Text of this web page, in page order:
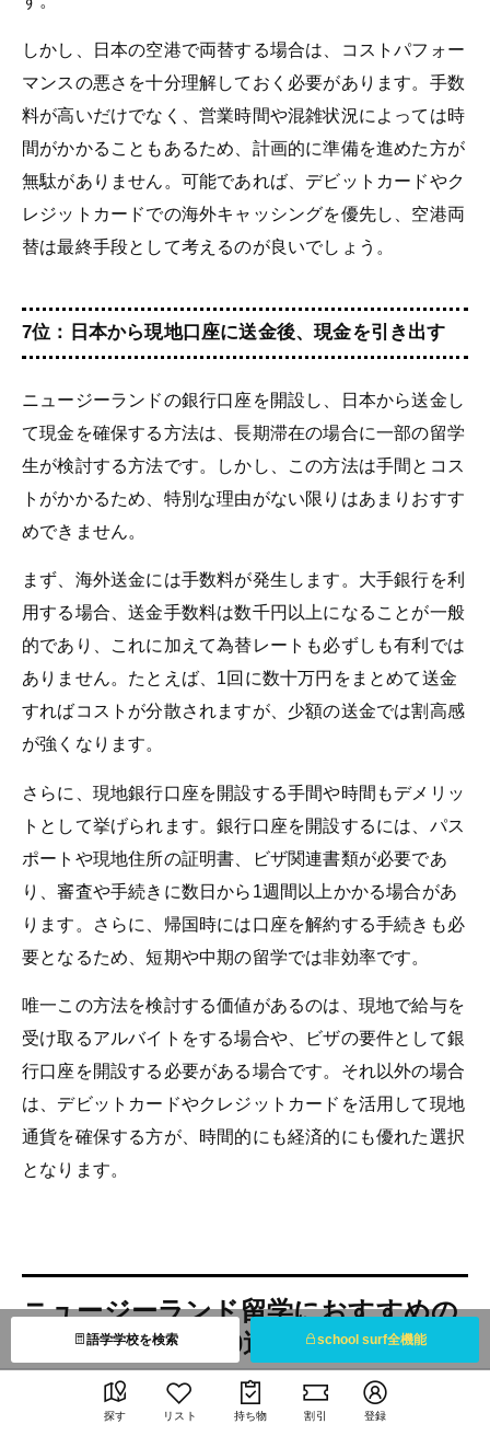
探す リスト 持ち物 割引 登録
語学学校を検索 school surf全機能
しかし、日本の空港で両替する場合は、コストパフォー
マンスの悪さを十分理解しておく必要があります。手数
料が高いだけでなく、営業時間や混雑状況によっては時
間がかかることもあるため、計画的に準備を進めた方が
無駄がありません。可能であれば、デビットカードやク
レジットカードでの海外キャッシングを優先し、空港両
替は最終手段として考えるのが良いでしょう。
7位：日本から現地口座に送金後、現金を引き出す
ニュージーランドの銀行口座を開設し、日本から送金し
て現金を確保する方法は、長期滞在の場合に一部の留学
生が検討する方法です。しかし、この方法は手間とコス
トがかかるため、特別な理由がない限りはあまりおすす
めできません。
まず、海外送金には手数料が発生します。大手銀行を利
用する場合、送金手数料は数千円以上になることが一般
的であり、これに加えて為替レートも必ずしも有利では
ありません。たとえば、1回に数十万円をまとめて送金
すればコストが分散されますが、少額の送金では割高感
が強くなります。
さらに、現地銀行口座を開設する手間や時間もデメリッ
トとして挙げられます。銀行口座を開設するには、パス
ポートや現地住所の証明書、ビザ関連書類が必要であ
り、審査や手続きに数日から1週間以上かかる場合があ
ります。さらに、帰国時には口座を解約する手続きも必
要となるため、短期や中期の留学では非効率です。
唯一この方法を検討する価値があるのは、現地で給与を
受け取るアルバイトをする場合や、ビザの要件として銀
行口座を開設する必要がある場合です。それ以外の場合
は、デビットカードやクレジットカードを活用して現地
通貨を確保する方が、時間的にも経済的にも優れた選択
となります。
ニュージーランド留学におすすめの
デビットカード10選
海外事務取扱手数料